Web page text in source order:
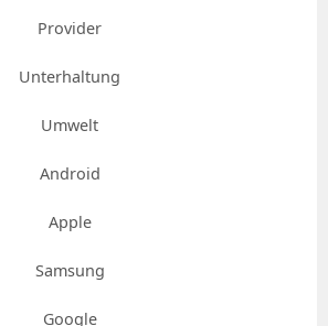
Provider
Unterhaltung
Umwelt
Android
Apple
Samsung
Google